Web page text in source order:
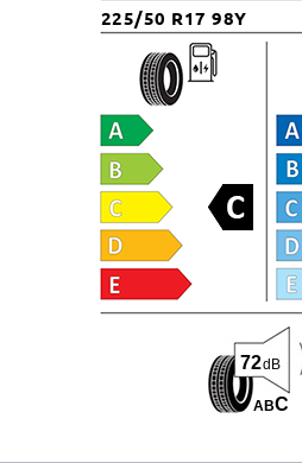
225/50 R17 98Y
ABC
72dB